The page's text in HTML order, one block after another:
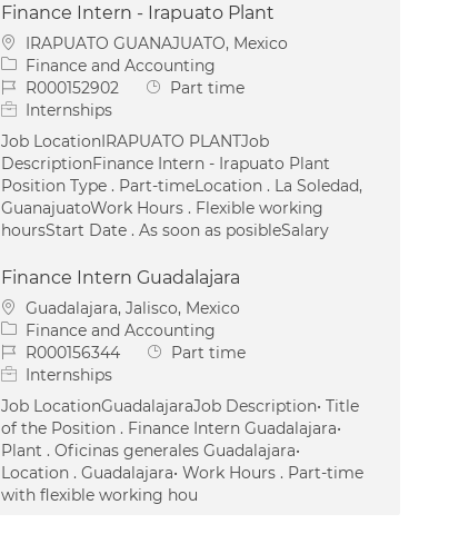
Finance Intern - Irapuato Plant
Location
IRAPUATO GUANAJUATO, Mexico
Category
Finance and Accounting
Job IdR000152902 Job Type
Part time
Internships
Job LocationIRAPUATO PLANTJob
DescriptionFinance Intern - Irapuato Plant
Position Type . Part-timeLocation . La Soledad,
GuanajuatoWork Hours . Flexible working
hoursStart Date . As soon as posibleSalary
Finance Intern Guadalajara
Location
Guadalajara, Jalisco, Mexico
Category
Finance and Accounting
Job IdR000156344 Job Type
Part time
Internships
Job LocationGuadalajaraJob Description• Title
of the Position . Finance Intern Guadalajara•
Plant . Oficinas generales Guadalajara•
Location . Guadalajara• Work Hours . Part-time
with flexible working hou